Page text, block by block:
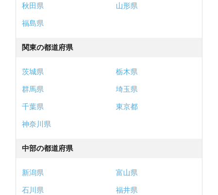
秋田県
山形県
福島県
関東の都道府県
茨城県
栃木県
群馬県
埼玉県
千葉県
東京都
神奈川県
中部の都道府県
新潟県
富山県
石川県
福井県